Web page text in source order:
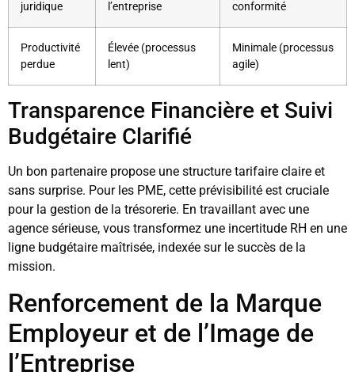
juridique
l’entreprise
conformité
Productivité
perdue
Élevée (processus
lent)
Minimale (processus
agile)
Transparence Financière et Suivi
Budgétaire Clarifié
Un bon partenaire propose une structure tarifaire claire et
sans surprise. Pour les PME, cette prévisibilité est cruciale
pour la gestion de la trésorerie. En travaillant avec une
agence sérieuse, vous transformez une incertitude RH en une
ligne budgétaire maîtrisée, indexée sur le succès de la
mission.
Renforcement de la Marque
Employeur et de l’Image de
l’Entreprise